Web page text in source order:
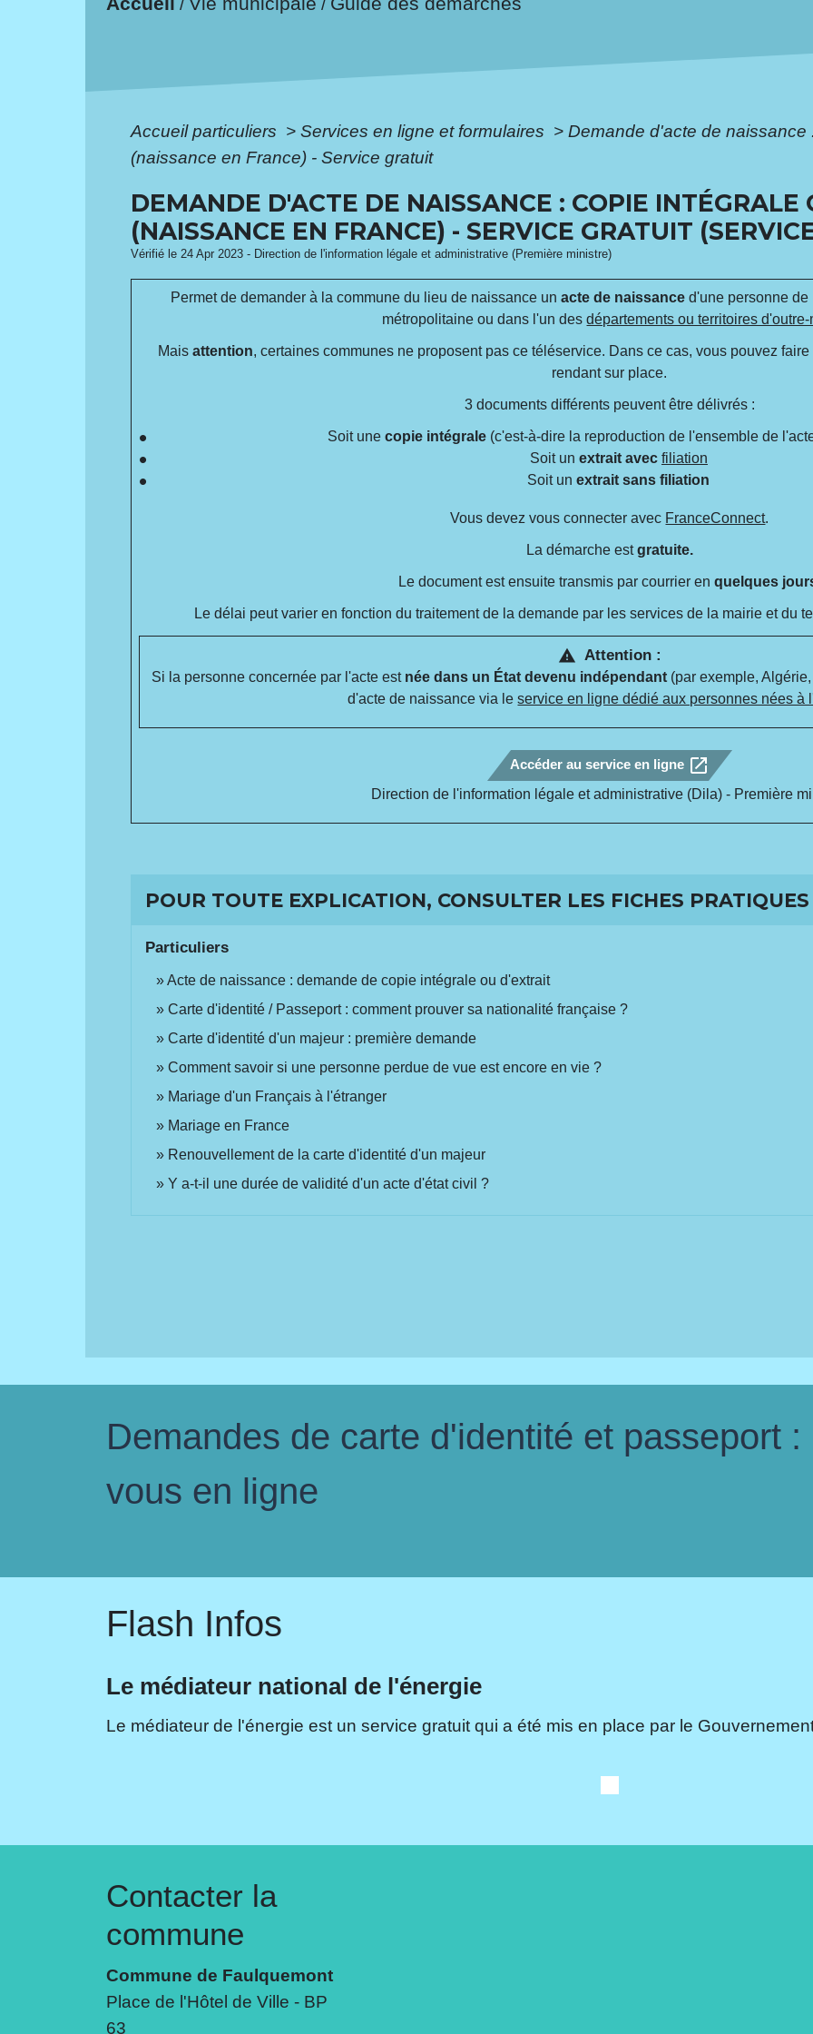
/ /
Accueil particuliers > Services en ligne et formulaires > Demande d'acte de naissance
(naissance en France) - Service gratuit
DEMANDE D'ACTE DE NAISSANCE : COPIE INTÉGRALE
(NAISSANCE EN FRANCE) - SERVICE GRATUIT
Vérifié le 24 Apr 2023 - Direction de l'information légale et administrative (Première ministre)
Permet de demander à la commune du lieu de naissance unacte de naissance d'une personne de
métropolitaine ou dans l'un desdépartements ou territoires d'outre-
Maisattention, certaines communes ne proposent pas ce téléservice. Dans ce cas, vous pouvez
rendant sur place.
3 documents différents peuvent être délivrés :
Soit une copie intégrale(c'est-à-dire la reproduction de l'ensemble de
Soit un extrait avec filiation
Soit unextrait sans filiation
Vous devez vous connecter avec FranceConnect.
La démarche estgratuite.
Le document est ensuite transmis par courrier en quelques
Le délai peut varier en fonction du traitement de la demande par les services de la mairie et du
warning Attention :
Si la personne concernée par l'acte est née dans un État devenu indépendant (par exemple,
d'acte de naissance via leservice en ligne dédié aux personnes nées à
Accéder au service en ligne open_in_new
Direction de l'information légale et administrative (Dila) - Première
POUR TOUTE EXPLICATION, CONSULTER LES FICHES PRATIQUES
Particuliers
Acte de naissance : demande de copie intégrale ou d'extrait
Carte d'identité / Passeport : comment prouver sa nationalité française ?
Carte d'identité d'un majeur : première demande
Comment savoir si une personne perdue de vue est encore en vie ?
Mariage d'un Français à l'étranger
Mariage en France
Renouvellement de la carte d'identité d'un majeur
Y a-t-il une durée de validité d'un acte d'état civil ?
Demandes de carte d'identité et passeport
vous en ligne
Flash Infos
Le médiateur national de l'énergie
Le médiateur de l'énergie est un service gratuit qui a été mis en place par le
Contacter la
commune
Commune de Faulquemont
Place de l'Hôtel de Ville - BP
63